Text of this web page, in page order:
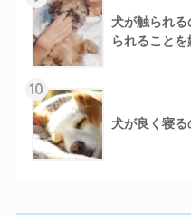
犬が触られ
られること
10
犬が良く寝る